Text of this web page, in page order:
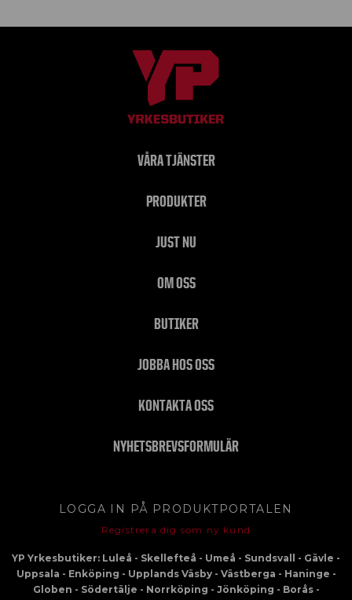
VÅRA TJÄNSTER
PRODUKTER
JUST NU
OM OSS
BUTIKER
JOBBA HOS OSS
KONTAKTA OSS
NYHETSBREVSFORMULÄR
LOGGA IN PÅ PRODUKTPORTALEN
Registrera dig som ny kund
YP Yrkesbutiker: Luleå - Skellefteå - Umeå - Sundsvall - Gävle -
Uppsala - Enköping - Upplands Väsby - Västberga - Haninge -
Globen - Södertälje - Norrköping - Jönköping - Borås -